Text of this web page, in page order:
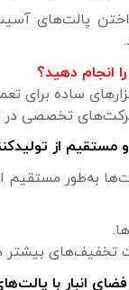
پالت‌های
انجام دهید؟
ساده
تخصصی در
به‌طور مستقیم
تخفیف‌های بیشتر